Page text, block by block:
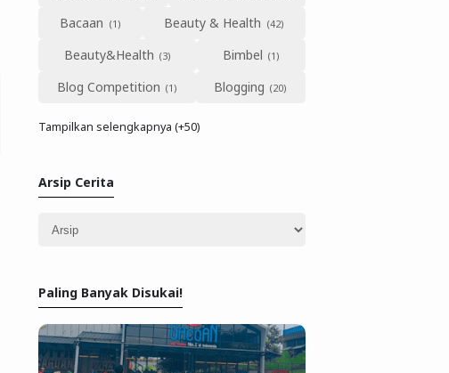
Bacaan
Beauty & Health
Beauty&Health
Bimbel
Blog Competition
Blogging
Tampilkan selengkapnya (+50)
Arsip Cerita
Paling Banyak Disukai!